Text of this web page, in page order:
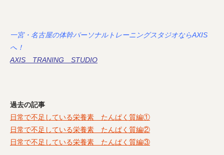
一宮・名古屋の体幹パーソナルトレーニングスタジオならAXIS
へ！
AXIS TRANING STUDIO
過去の記事
日常で不足している栄養素 たんぱく質編①
日常で不足している栄養素 たんぱく質編②
日常で不足している栄養素 たんぱく質編③